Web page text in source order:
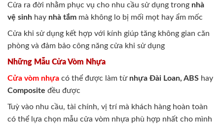
Cửa ra đời nhằm phục vụ cho nhu cầu sử dụng trong nhà
vệ sinh hay nhà tắm mà không lo bị mối mọt hay ẩm mốc
Cửa khi sử dụng kết hợp với kính giúp tăng không gian căn
phòng và đảm bảo công năng cửa khi sử dụng
Những Mẫu Cửa Vòm Nhựa
Cửa vòm nhựa có thể được làm từ nhựa Đài Loan, ABS hay
Composite đều được
Tuỳ vào nhu cầu, tài chính, vị trí mà khách hàng hoàn toàn
có thể lựa chọn mẫu cửa vòm nhựa phù hợp nhất cho mình